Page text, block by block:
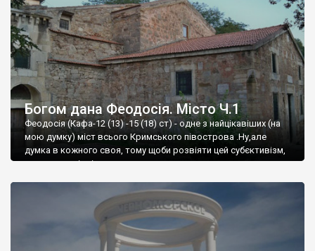
Богом дана Феодосія. Місто Ч.1
Феодосія (Кафа-12 (13) -15 (18) ст) - одне з найцікавіших (на
мою думку) міст всього Кримського півострова .Ну,але
думка в кожного своя, тому щоби розвіяти цей субєктивізм,
запрошую відвідати це